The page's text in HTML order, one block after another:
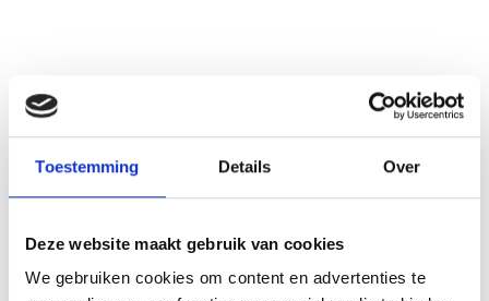
Toestemming Details Over
Deze website maakt gebruik van cookies
We gebruiken cookies om content en advertenties te